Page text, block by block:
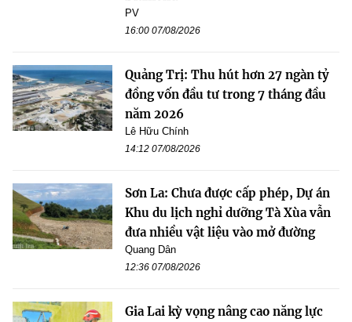
PV
16:00 07/08/2026
Quảng Trị: Thu hút hơn 27 ngàn tỷ
đồng vốn đầu tư trong 7 tháng đầu
năm 2026
Lê Hữu Chính
14:12 07/08/2026
Sơn La: Chưa được cấp phép, Dự án
Khu du lịch nghỉ dưỡng Tà Xùa vẫn
đưa nhiều vật liệu vào mở đường
Quang Dân
12:36 07/08/2026
Gia Lai kỳ vọng nâng cao năng lực